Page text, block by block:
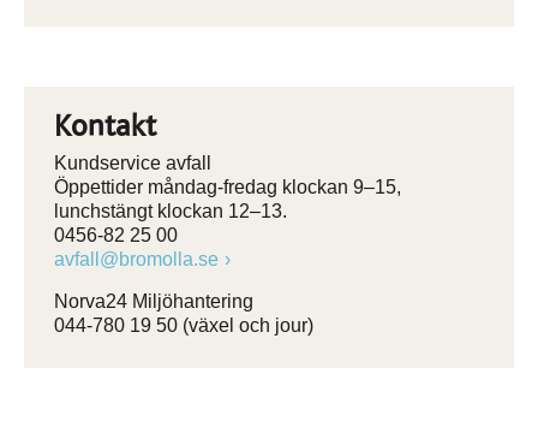
Kontakt
Kundservice avfall
Öppettider måndag-fredag klockan 9–15,
lunchstängt klockan 12–13.
0456-82 25 00
avfall@bromolla.se
Norva24 Miljöhantering
044-780 19 50 (växel och jour)